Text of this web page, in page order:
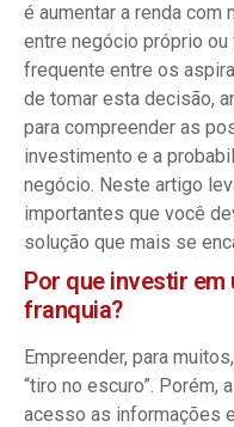
é aumentar a renda
entre negócio próprio ou
frequente entre os
de tomar esta decisão,
para compreender as
investimento e a
negócio. Neste artigo
importantes que você
solução que mais se
Por que investir
franquia?
Empreender, para
“tiro no escuro”. Porém,
acesso as informações